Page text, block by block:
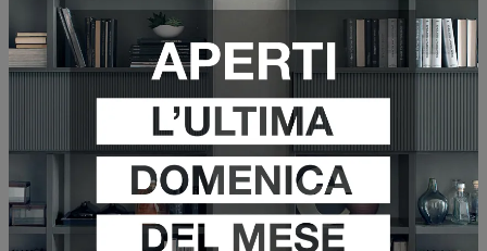
VEDI DI PIÙ
CONSOLLE CROSS